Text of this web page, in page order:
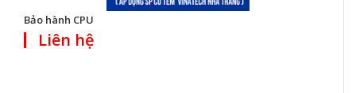
Bảo hành CPU
Liên hệ